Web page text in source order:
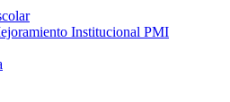
Institucional PMI